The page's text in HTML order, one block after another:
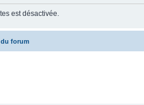
est désactivée.
forum